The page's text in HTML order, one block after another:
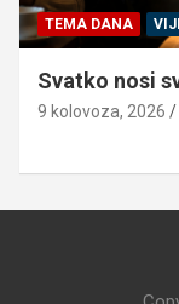
TEMA DANA
Svatko nosi
9 kolovoza, 2026